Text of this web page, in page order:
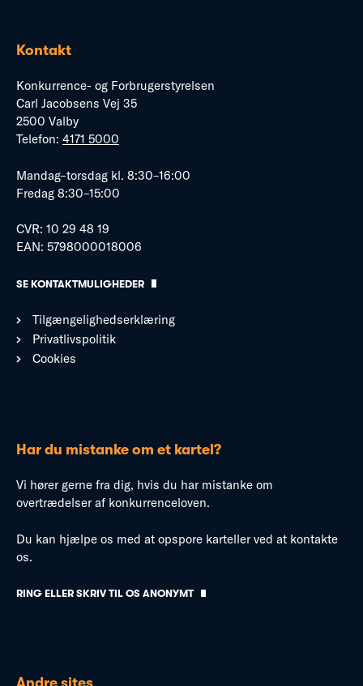
Kontakt
Konkurrence- og Forbrugerstyrelsen
Carl Jacobsens Vej 35
2500 Valby
Telefon: 4171 5000
Mandag–torsdag kl. 8:30–16:00
Fredag 8:30–15:00
CVR: 10 29 48 19
EAN: 5798000018006
SE KONTAKTMULIGHEDER
Tilgængelighedserklæring
Privatlivspolitik
Cookies
Har du mistanke om et kartel?
Vi hører gerne fra dig, hvis du har mistanke om
overtrædelser af konkurrenceloven.
Du kan hjælpe os med at opspore karteller ved at kontakte
os.
RING ELLER SKRIV TIL OS ANONYMT
Andre sites